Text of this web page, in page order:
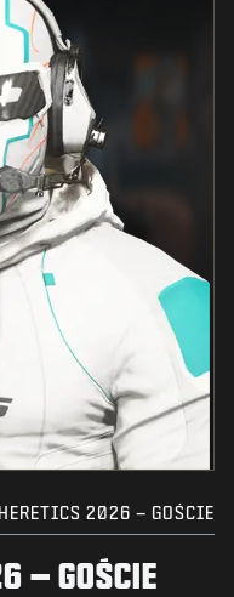
2026 – GOŚCIE
– GOŚCIE